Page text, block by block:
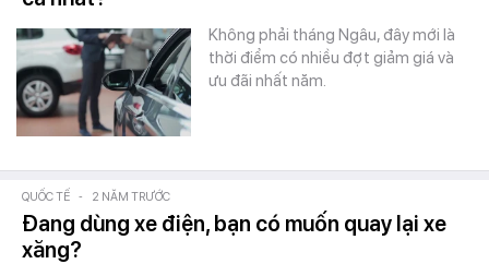
Không phải tháng Ngâu, đây mới là
thời điểm có nhiều đợt giảm giá và
ưu đãi nhất năm.
QUỐC TẾ - 2 NĂM TRƯỚC
Đang dùng xe điện, bạn có muốn quay lại xe
xăng?